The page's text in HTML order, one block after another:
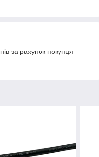
за рахунок покупця